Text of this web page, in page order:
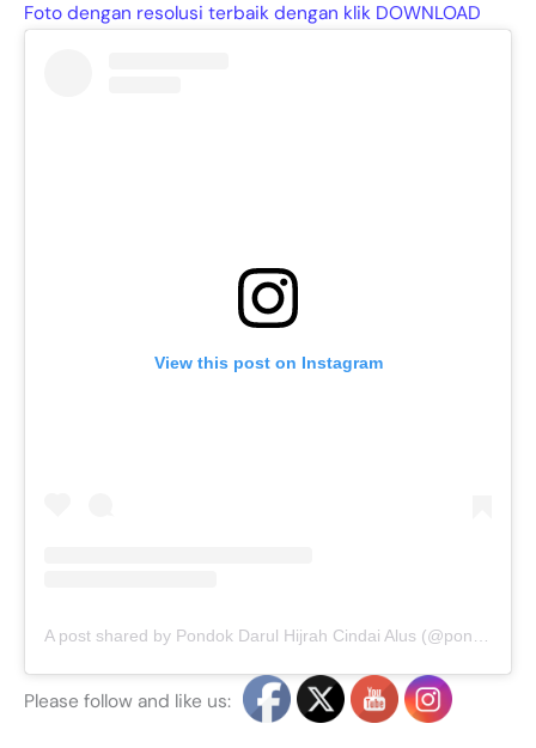
Foto dengan resolusi terbaik dengan klik DOWNLOAD
View this post on Instagram
Please follow and like us: